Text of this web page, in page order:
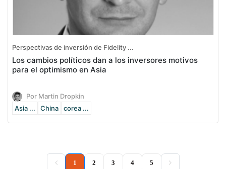
Perspectivas de inversión de Fidelity ...
Los cambios políticos dan a los inversores motivos
para el optimismo en Asia
Por Martin Dropkin
Asia ...
China corea ...
1 (current)
2 3 4 5